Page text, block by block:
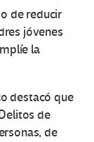
de reducir
jóvenes
la
destacó que
de
de